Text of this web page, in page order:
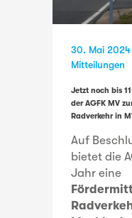
30. Mai 2024
Mitteilungen
Jetzt noch bis
der AGFK MV
Radverkehr in
Auf
bietet die
Jahr eine